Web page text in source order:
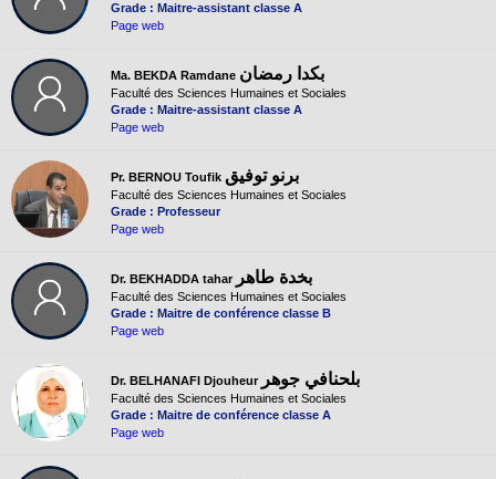
Grade : Maitre-assistant classe A
Page web
Ma. BEKDA Ramdane بكدا رمضان
Faculté des Sciences Humaines et Sociales
Grade : Maitre-assistant classe A
Page web
Pr. BERNOU Toufik برنو توفيق
Faculté des Sciences Humaines et Sociales
Grade : Professeur
Page web
Dr. BEKHADDA tahar بخدة طاهر
Faculté des Sciences Humaines et Sociales
Grade : Maitre de conférence classe B
Page web
Dr. BELHANAFI Djouheur بلحنافي جوهر
Faculté des Sciences Humaines et Sociales
Grade : Maitre de conférence classe A
Page web